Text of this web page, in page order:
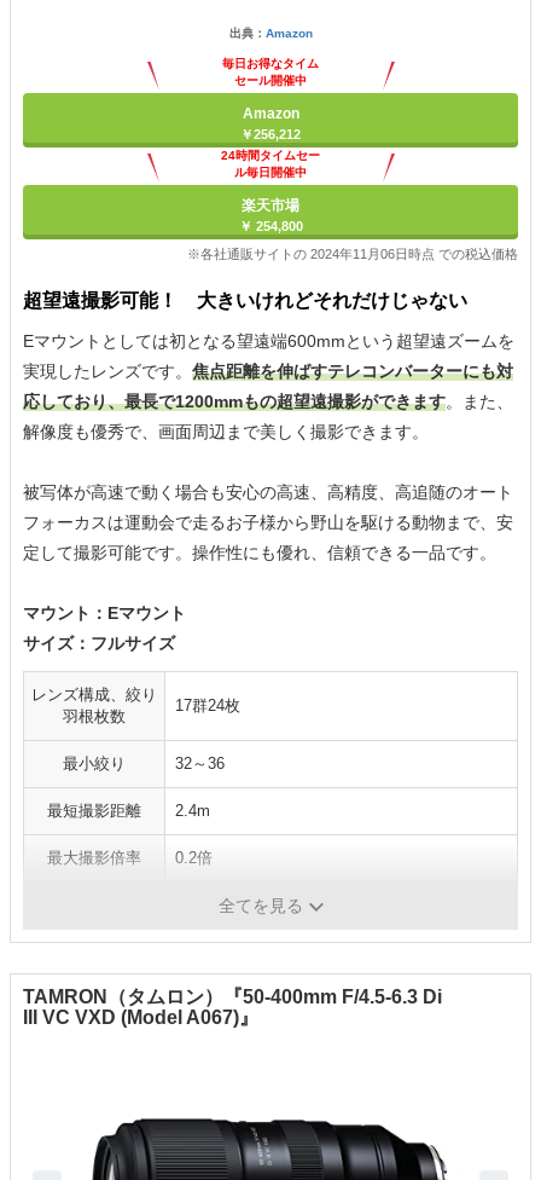
出典： Amazon
毎日お得なタイム
セール開催中
Amazon
￥256,212
24時間タイムセー
ル毎日開催中
楽天市場
￥ 254,800
※各社通販サイトの 2024年11月06日時点 での税込価格
超望遠撮影可能！ 大きいけれどそれだけじゃない
Eマウントとしては初となる望遠端600mmという超望遠ズームを
実現したレンズです。 焦点距離を伸ばすテレコンバーターにも対
応しており、最長で1200mmもの超望遠撮影ができます。また、
解像度も優秀で、画面周辺まで美しく撮影できます。
被写体が高速で動く場合も安心の高速、高精度、高追随のオート
フォーカスは運動会で走るお子様から野山を駆ける動物まで、安
定して撮影可能です。操作性にも優れ、信頼できる一品です。
マウント：Eマウント
サイズ：フルサイズ
レンズ構成、絞り
羽根枚数
17群24枚
最小絞り 32～36
最短撮影距離 2.4m
最大撮影倍率 0.2倍
全てを見る
TAMRON（タムロン）『50-400mm F/4.5-6.3 Di
III VC VXD (Model A067)』